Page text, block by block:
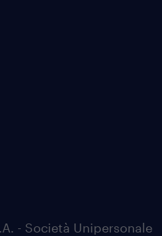
- Società Unipersonale